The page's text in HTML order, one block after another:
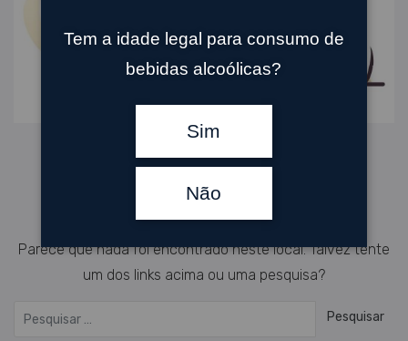
Oops! Página não
encontrada.
Parece que nada foi encontrado neste local. Talvez tente
um dos links acima ou uma pesquisa?
Pesquisar por Pesquisar
Tem a idade legal para consumo de
bebidas alcoólicas?
Sim
Não